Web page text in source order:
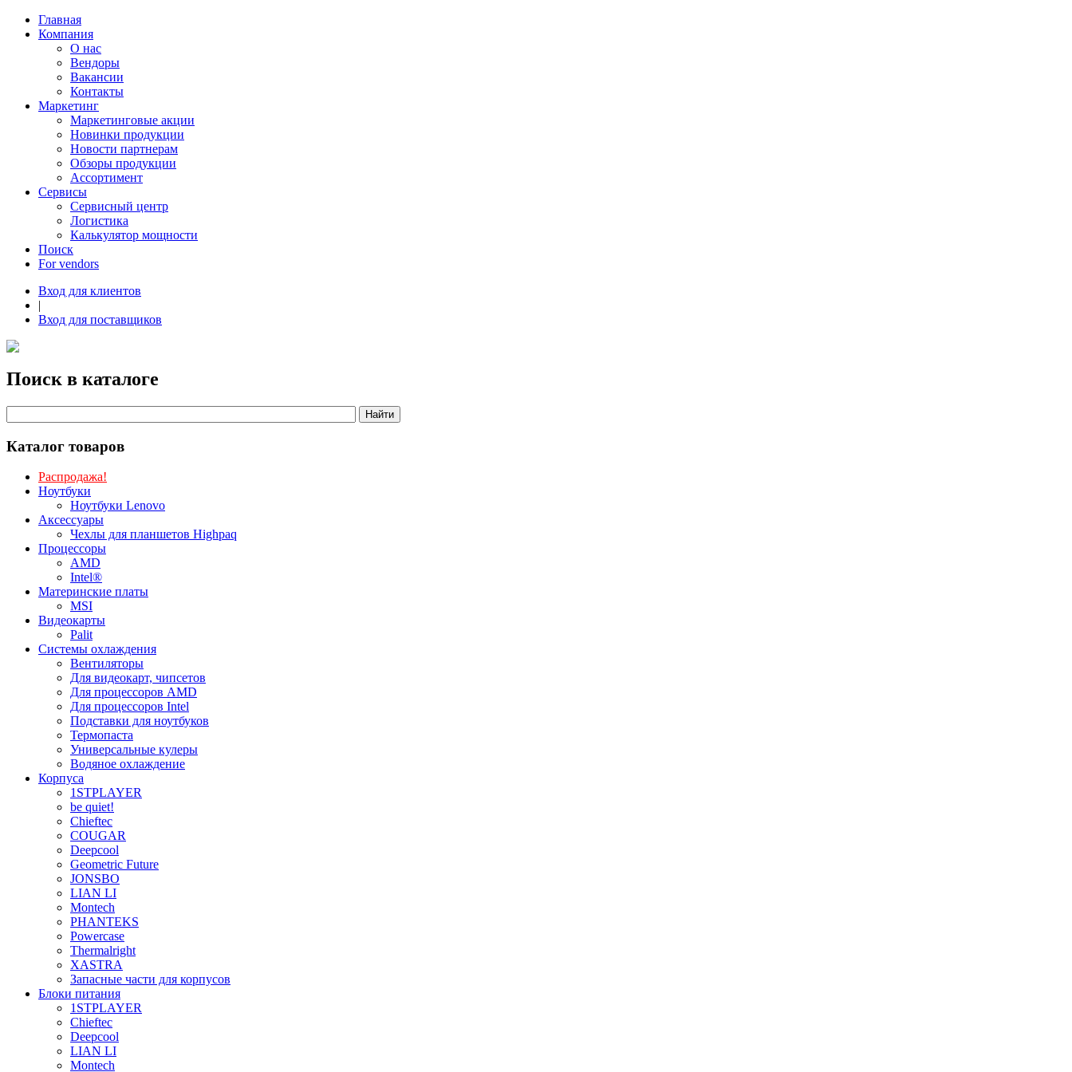
Главная
Компания
О нас
Вендоры
Вакансии
Контакты
Маркетинг
Маркетинговые акции
Новинки продукции
Новости партнерам
Обзоры продукции
Ассортимент
Сервисы
Сервисный центр
Логистика
Калькулятор мощности
Поиск
For vendors
Вход для клиентов
|
Вход для поставщиков
Поиск в каталоге
Каталог товаров
Распродажа!
Ноутбуки
Ноутбуки Lenovo
Аксессуары
Чехлы для планшетов Highpaq
Процессоры
AMD
Intel®
Материнские платы
MSI
Видеокарты
Palit
Системы охлаждения
Вентиляторы
Для видеокарт, чипсетов
Для процессоров AMD
Для процессоров Intel
Подставки для ноутбуков
Термопаста
Универсальные кулеры
Водяное охлаждение
Корпуса
1STPLAYER
be quiet!
Chieftec
COUGAR
Deepcool
Geometric Future
JONSBO
LIAN LI
Montech
PHANTEKS
Powercase
Thermalright
XASTRA
Запасные части для корпусов
Блоки питания
1STPLAYER
Chieftec
Deepcool
LIAN LI
Montech